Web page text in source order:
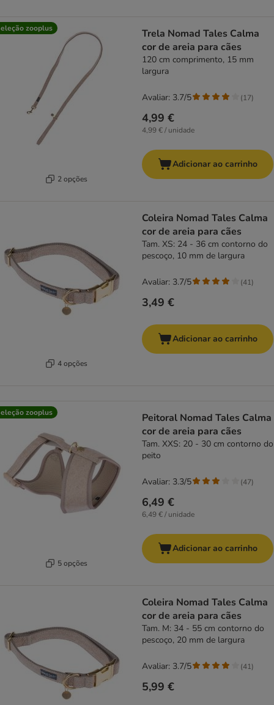
zooplus
2 opções
Trela Nomad Tales Calma
cor de areia para cães
120 cm comprimento, 15 mm
largura
4,99 €
4,99 € / unidade
Avaliar: 3.7/5 (17)
Adicionar ao carrinho
4 opções
Coleira Nomad Tales Calma
cor de areia para cães
Tam. XS: 24 - 36 cm contorno do
pescoço, 10 mm de largura
3,49 €
Avaliar: 3.7/5 (41)
Adicionar ao carrinho
zooplus
5 opções
Peitoral Nomad Tales Calma
cor de areia para cães
Tam. XXS: 20 - 30 cm contorno do
peito
6,49 €
6,49 € / unidade
Avaliar: 3.3/5 (47)
Adicionar ao carrinho
Coleira Nomad Tales Calma
cor de areia para cães
Tam. M: 34 - 55 cm contorno do
pescoço, 20 mm de largura
5,99 €
Avaliar: 3.7/5 (41)